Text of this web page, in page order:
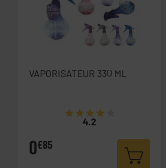
VAPORISATEUR 330 ML
★★★★★
★★★★★
4.2
0€85